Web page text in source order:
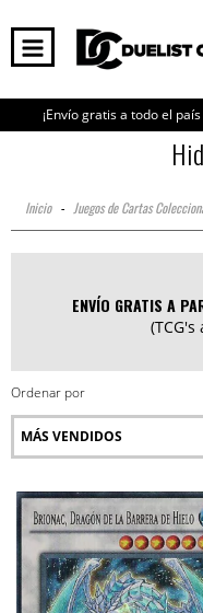
¡Envío gratis a todo el
Inicio - Juegos de Cartas
ENVÍO GRATIS A
Ordenar por